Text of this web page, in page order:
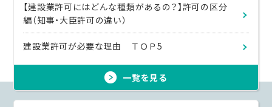
【建設業許可にはどんな種類があるの？】許可の区分
編（知事・大臣許可の違い）
建設業許可が必要な理由 ＴＯＰ5
一覧を見る